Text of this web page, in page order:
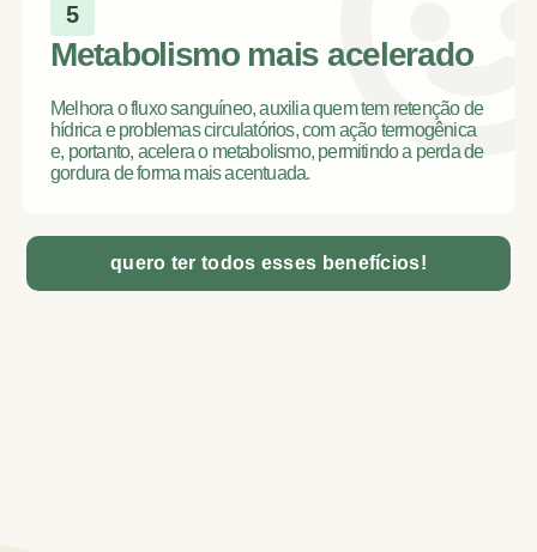
5
Metabolismo mais acelerado
Melhora o fluxo sanguíneo, auxilia quem tem retenção de
hídrica e problemas circulatórios, com ação termogênica
e, portanto, acelera o metabolismo, permitindo a perda de
gordura de forma mais acentuada.
quero ter todos esses benefícios!